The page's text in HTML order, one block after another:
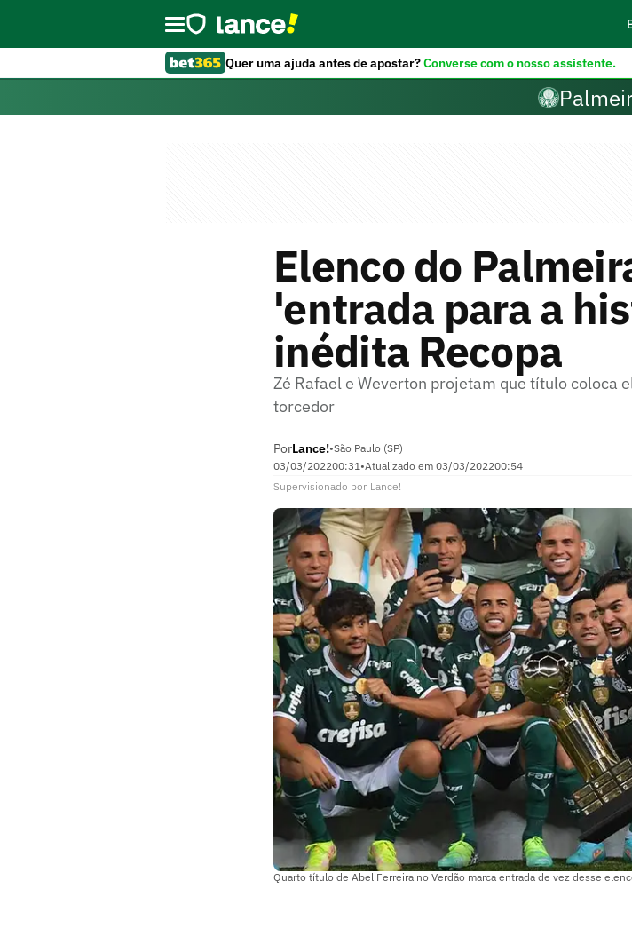
Quer uma ajuda antes de apostar?Converse com o nosso assistente.
Elenco do
'entrada para a
inédita Recopa
Zé Rafael e Weverton projetam que título coloca
torcedor
PorLance!•São Paulo (SP)
03/03/202200:31•Atualizado em 03/03/202200:54
Supervisionado por Lance!
Quarto título de Abel Ferreira no Verdão marca entrada de vez desse